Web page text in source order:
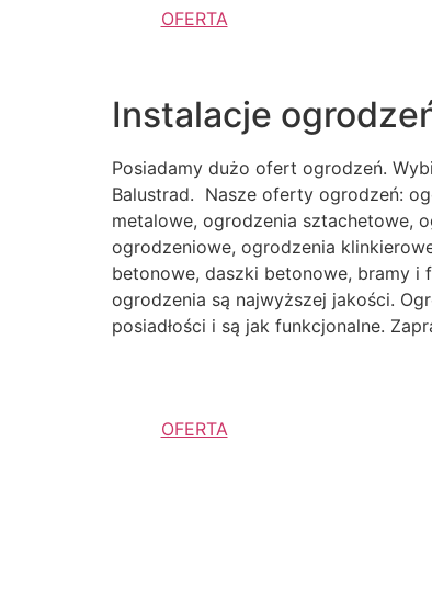
OFERTA
Instalacje
Posiadamy dużo ofert ogrodzeń.
Balustrad. Nasze oferty ogrodzeń:
metalowe, ogrodzenia sztachetowe,
ogrodzeniowe, ogrodzenia
betonowe, daszki betonowe, bramy i
ogrodzenia są najwyższej jakości.
posiadłości i są jak funkcjonalne.
OFERTA